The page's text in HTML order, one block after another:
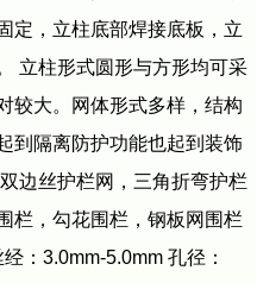
定，立柱底部焊接底板，立
立柱形式圆形与方形均可采
较大。网体形式多样，结构
到隔离防护功能也起到装饰
边丝护栏网，三角折弯护栏
栏，勾花围栏，钢板网围栏
：3.0mm-5.0mm 孔径：